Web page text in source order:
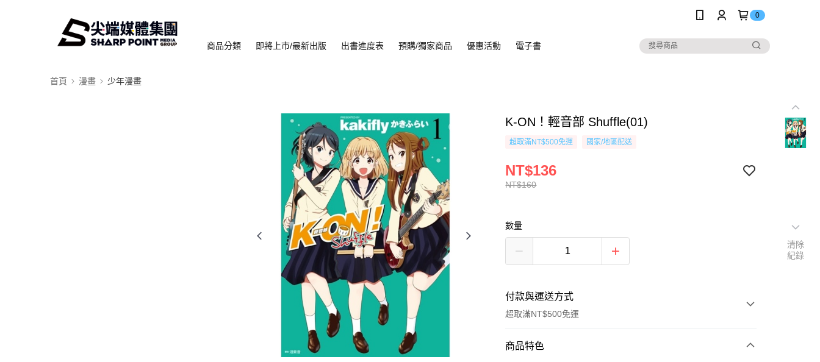
0
商品分類 即將上市/最新出版 出書進度表 預購/獨家商品 優惠活動 電子書
首頁 漫畫 少年漫畫
K-ON！輕音部 Shuffle(01)
超取滿NT$500免運 國家/地區配送
NT$160
NT$136
數量
付款與運送方式
超取滿NT$500免運
付款方式
商品特色
清除
紀錄